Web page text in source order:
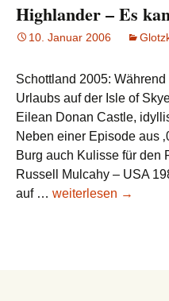
Highlander – Es
10. Januar 2006
Schottland 2005:
Urlaubs auf der Isle of
Eilean Donan Castle,
Neben einer Episode aus
Burg auch Kulisse für den
Russell Mulcahy – USA
auf … Highlander
weiterlesen →